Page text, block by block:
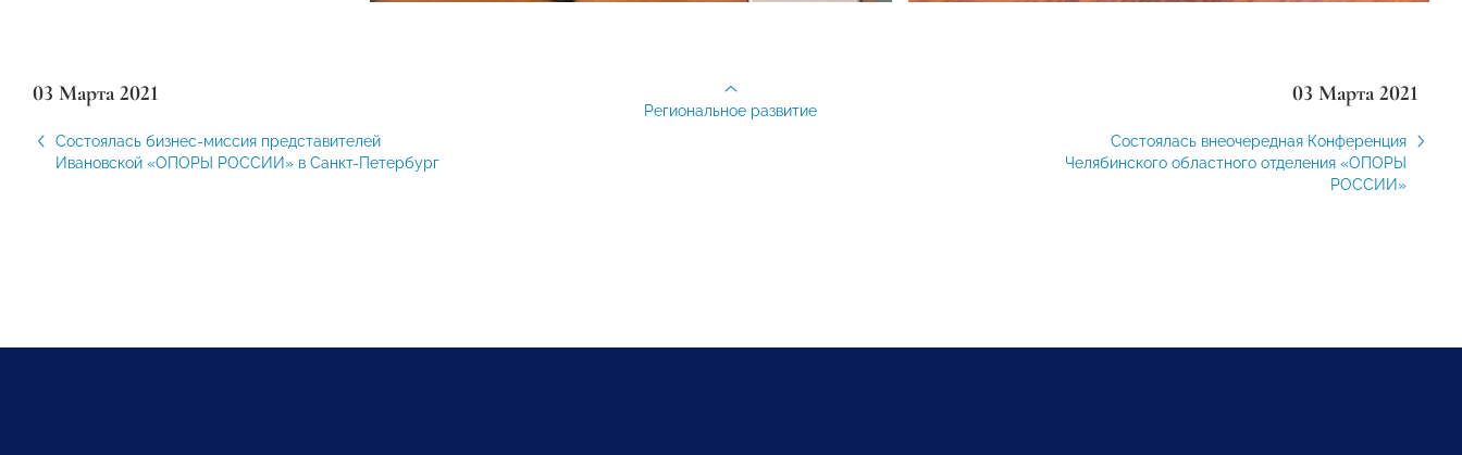
03 Марта 2021
Состоялась бизнес-миссия представителей
Ивановской «ОПОРЫ РОССИИ» в Санкт-Петербург
03 Марта 2021
Состоялась внеочередная Конференция
Челябинского областного отделения «ОПОРЫ
РОССИИ»
Региональное развитие